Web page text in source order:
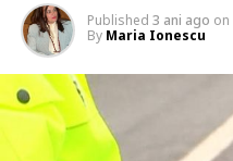
Published 3 ani ago on
By Maria Ionescu